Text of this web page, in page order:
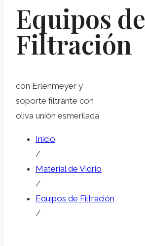
Equipos de
Filtración
con Erlenmeyer y
soporte filtrante con
oliva unión esmerilada
Inicio
/
Material de Vidrio
/
Equipos de Filtración
/